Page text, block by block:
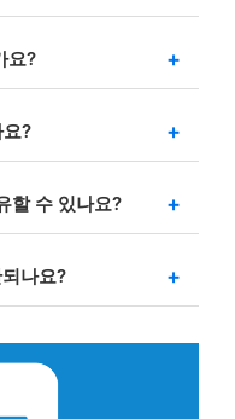
요?
?
습니다.
할 수 있나요?
다.나요?
니다.